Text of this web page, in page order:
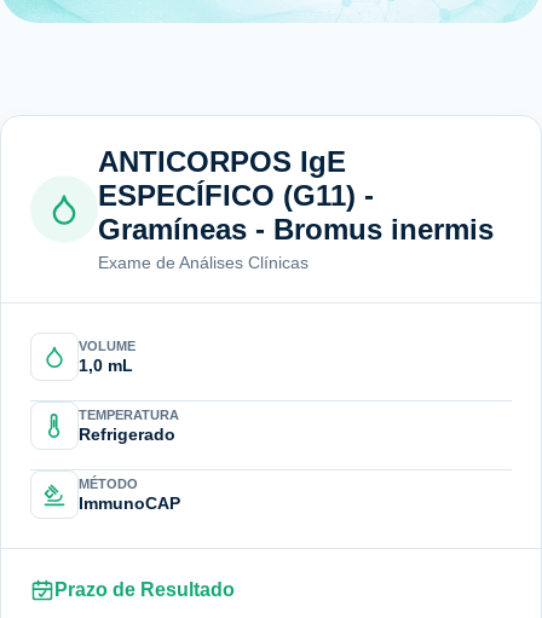
ANTICORPOS IgE
ESPECÍFICO (G11) -
Gramíneas - Bromus inermis
Exame de Análises Clínicas
VOLUME
1,0 mL
TEMPERATURA
Refrigerado
MÉTODO
ImmunoCAP
Prazo de Resultado